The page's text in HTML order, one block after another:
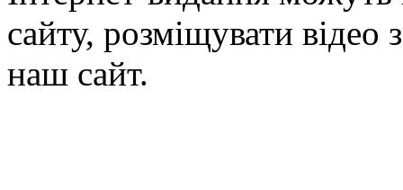
сайту, розміщувати відео
наш сайт.